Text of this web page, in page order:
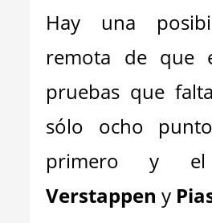
Hay una
remota de que
pruebas que
sólo ocho
primero y el
Verstappeny